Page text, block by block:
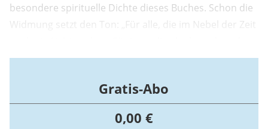
besondere spirituelle Dichte dieses Buches. Schon die
Widmung setzt den Ton: „Für alle, die im Nebel der Zeit
Schweigen Gottes kein Ende, sondern ein Anfang ist.“
Gratis-Abo
0,00 €